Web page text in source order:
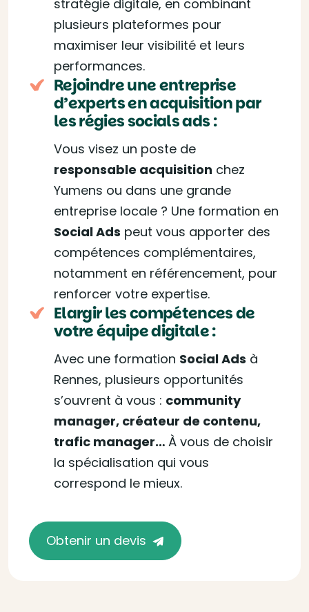
stratégie digitale, en combinant
plusieurs plateformes pour
maximiser leur visibilité et leurs
performances.
Rejoindre une entreprise
d’experts en acquisition par
les régies socials ads :
Vous visez un poste de
responsable acquisition chez
Yumens ou dans une grande
entreprise locale ? Une formation en
Social Ads peut vous apporter des
compétences complémentaires,
notamment en référencement, pour
renforcer votre expertise.
Elargir les compétences de
votre équipe digitale :
Avec une formation Social Ads à
Rennes, plusieurs opportunités
s’ouvrent à vous : community
manager, créateur de contenu,
trafic manager… À vous de choisir
la spécialisation qui vous
correspond le mieux.
Obtenir un devis